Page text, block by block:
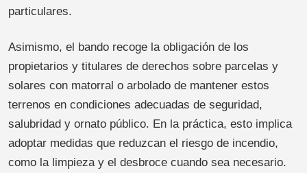
particulares.
Asimismo, el bando recoge la obligación de los
propietarios y titulares de derechos sobre parcelas y
solares con matorral o arbolado de mantener estos
terrenos en condiciones adecuadas de seguridad,
salubridad y ornato público. En la práctica, esto implica
adoptar medidas que reduzcan el riesgo de incendio,
como la limpieza y el desbroce cuando sea necesario.